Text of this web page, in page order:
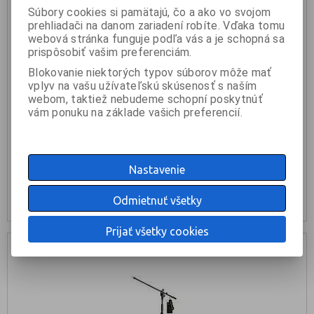
GRAVITY MS 4222 B Stojan na mikrofón nízky
Súbory cookies si pamätajú, čo a ako vo svojom
prehliadači na danom zariadení robíte. Vďaka tomu
webová stránka funguje podľa vás a je schopná sa
prispôsobiť vašim preferenciám.
Blokovanie niektorých typov súborov môže mať
vplyv na vašu užívateľskú skúsenosť s naším
webom, taktiež nebudeme schopní poskytnúť
vám ponuku na základe vašich preferencií.
Nastavenie
Odmietnuť všetky
Prijať všetky cookies